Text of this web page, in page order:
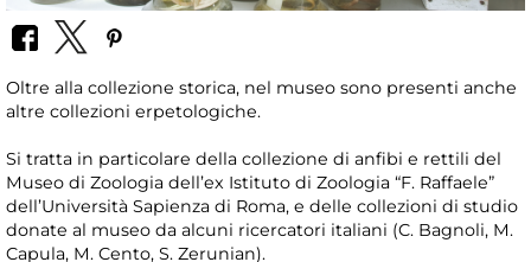
Oltre alla collezione storica, nel museo sono presenti anche
altre collezioni erpetologiche.
Si tratta in particolare della collezione di anfibi e rettili del
Museo di Zoologia dell’ex Istituto di Zoologia “F. Raffaele”
dell’Università Sapienza di Roma, e delle collezioni di studio
donate al museo da alcuni ricercatori italiani (C. Bagnoli, M.
Capula, M. Cento, S. Zerunian).